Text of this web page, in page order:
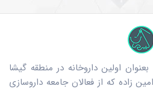
کیهان بعنوان اولین داروخانه در منطقه گیشا
زاده که از فعالان جامعه داروسازی